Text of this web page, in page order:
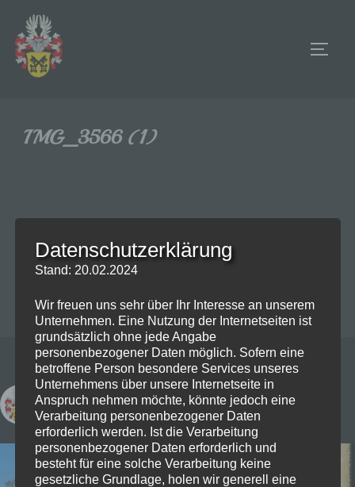
Inhalt
springen
IMG_3566 (1)
freye_rittersleut_zu_randingen
Datenschutzerklärung
Stand: 20.02.2024
Wir freuen uns sehr über Ihr Interesse an unserem
Unternehmen. Eine Nutzung der Internetseiten ist
grundsätzlich ohne jede Angabe
personenbezogener Daten möglich. Sofern eine
betroffene Person besondere Services unseres
Unternehmens über unsere Internetseite in
Anspruch nehmen möchte, könnte jedoch eine
Verarbeitung personenbezogener Daten
erforderlich werden. Ist die Verarbeitung
personenbezogener Daten erforderlich und
besteht für eine solche Verarbeitung keine
gesetzliche Grundlage, holen wir generell eine